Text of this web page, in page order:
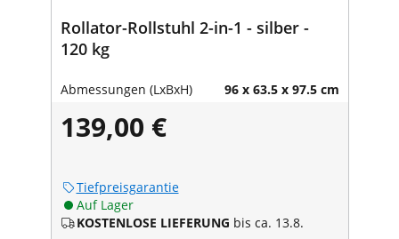
Rollator-Rollstuhl 2-in-1 - silber -
120 kg
Abmessungen (LxBxH) 96 x 63.5 x 97.5 cm
139,00 €
Tiefpreisgarantie
Auf Lager
KOSTENLOSE LIEFERUNG bis ca. 13.8.